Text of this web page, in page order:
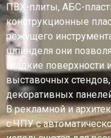
ПВХ-плиты, АБС-
конструкционные
режущего
шпинделя они
гладкие
выставочных
декоративных
В рекламной и
с ЧПУ с